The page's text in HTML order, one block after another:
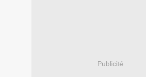
Publicité